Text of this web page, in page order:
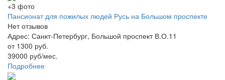
+3 фото
Пансионат для пожилых людей Русь на Большом проспекте
Нет отзывов
Адрес: Санкт-Петербург, Большой проспект В.О.11
от 1300 руб.
39000 руб/мес.
Подробнее